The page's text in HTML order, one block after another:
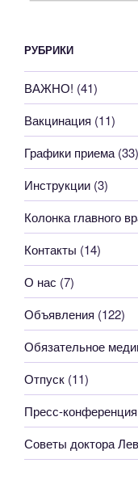
РУБРИКИ
ВАЖНО! (41)
Вакцинация (11)
Графики приема (33)
Инструкции (3)
Колонка главного
Контакты (14)
О нас (7)
Объявления (122)
Обязательное
Отпуск (11)
Пресс-конференция
Советы доктора